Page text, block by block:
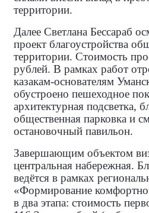
территории.
Далее Светлана Бессараб
проект благоустройства
территории. Стоимость
рублей. В рамках работ
казакам‑основателям
обустроено пешеходное
архитектурная подсветка,
общественная парковка и
остановочный павильон.
Завершающим объектом
центральная набережная.
ведётся в рамках
«Формирование
в два этапа: стоимость